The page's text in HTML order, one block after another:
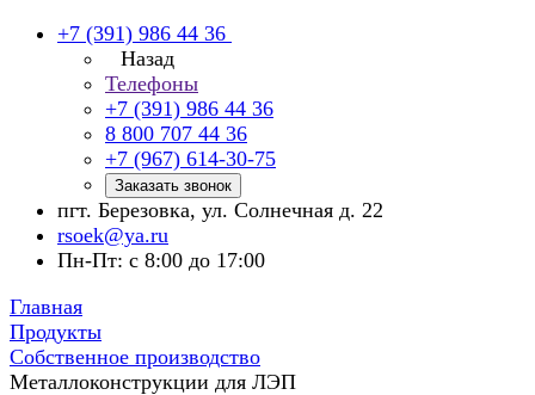
+7 (391) 986 44 36
Назад
Телефоны
+7 (391) 986 44 36
8 800 707 44 36
+7 (967) 614-30-75
Заказать звонок
пгт. Березовка, ул. Солнечная д. 22
rsoek@ya.ru
Пн-Пт: с 8:00 до 17:00
Главная
Продукты
Собственное производство
Металлоконструкции для ЛЭП